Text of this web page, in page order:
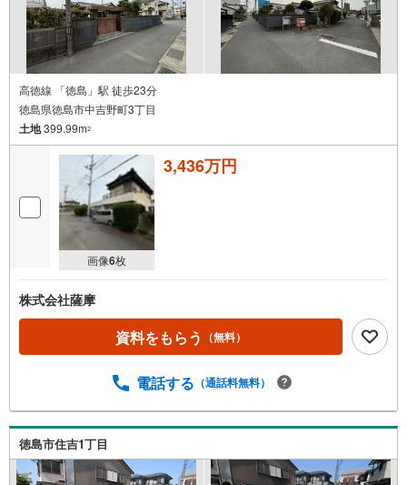
高徳線 「徳島」駅 徒歩23分
徳島県徳島市中吉野町3丁目
土地399.99m2
画像6枚
3,436万円
株式会社薩摩
資料をもらう （無料）
電話する （通話料無料）
徳島市住吉1丁目